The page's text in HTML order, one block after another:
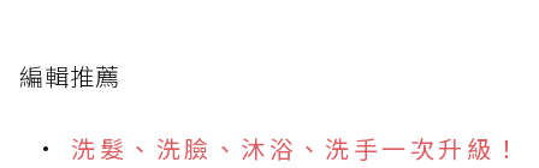
編輯推薦
洗髮、洗臉、沐浴、洗手一次升級！